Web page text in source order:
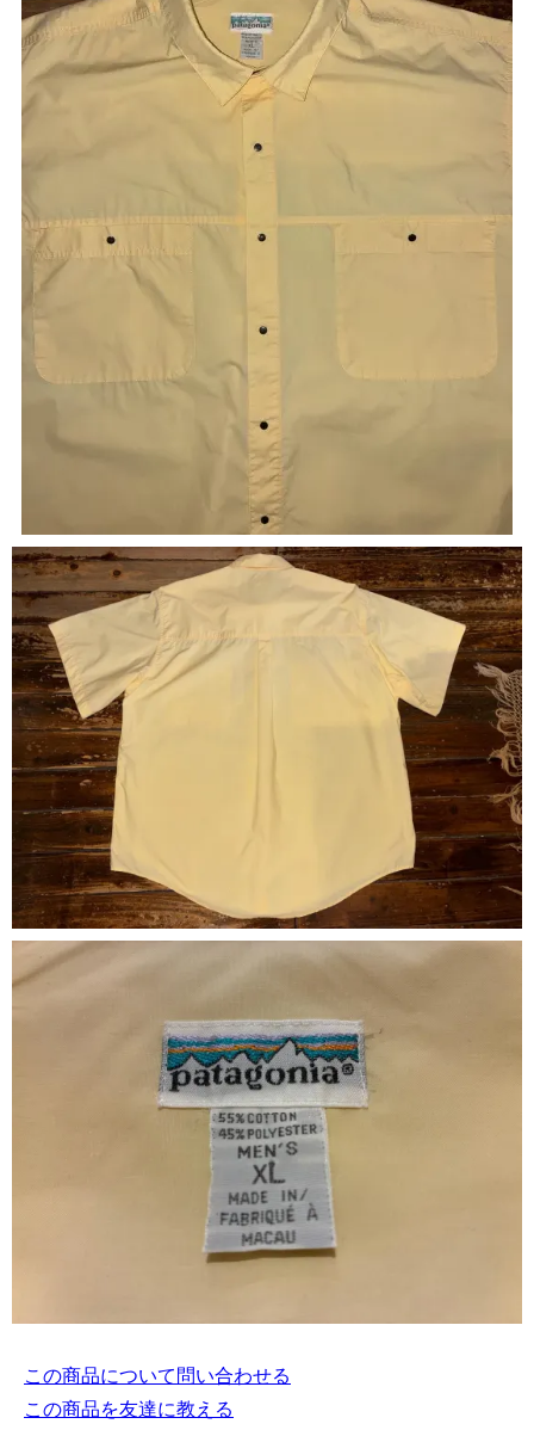
この商品について問い合わせる
この商品を友達に教える